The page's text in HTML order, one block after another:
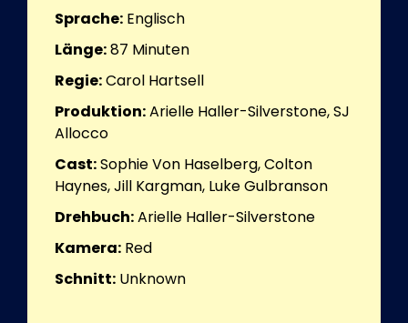
Sprache: Englisch
Länge:87 Minuten
Regie:Carol Hartsell
Produktion:Arielle Haller-Silverstone, SJ
Allocco
Cast:Sophie Von Haselberg, Colton
Haynes, Jill Kargman, Luke Gulbranson
Drehbuch:Arielle Haller-Silverstone
Kamera: Red
Schnitt: Unknown